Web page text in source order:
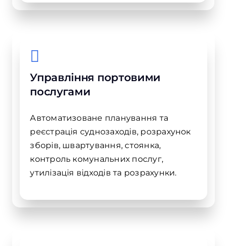
Управління портовими
послугами
Автоматизоване планування та
реєстрація суднозаходів, розрахунок
зборів, швартування, стоянка,
контроль комунальних послуг,
утилізація відходів та розрахунки.